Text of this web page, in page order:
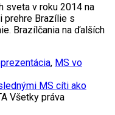
sveta v roku 2014 na
prehre Brazílie s
Brazílčania na ďalších
, MS vo
MS cíti ako
Všetky práva